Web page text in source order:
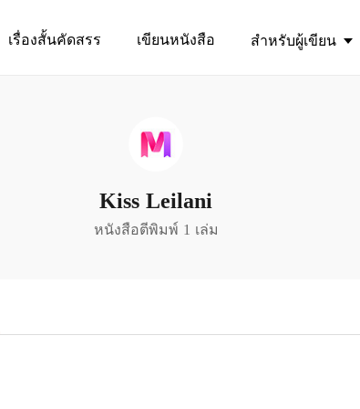
เรื่องสั้นคัดสรร เขียนหนังสือ สำหรับผู้เขียน
Kiss Leilani
หนังสือตีพิมพ์ 1 เล่ม